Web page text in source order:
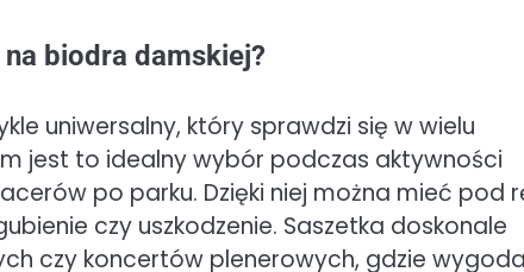
biodra damskiej?
uniwersalny, który sprawdzi się w wielu
jest to idealny wybór podczas aktywności
po parku. Dzięki niej można mieć pod
czy uszkodzenie. Saszetka doskonale
czy koncertów plenerowych, gdzie